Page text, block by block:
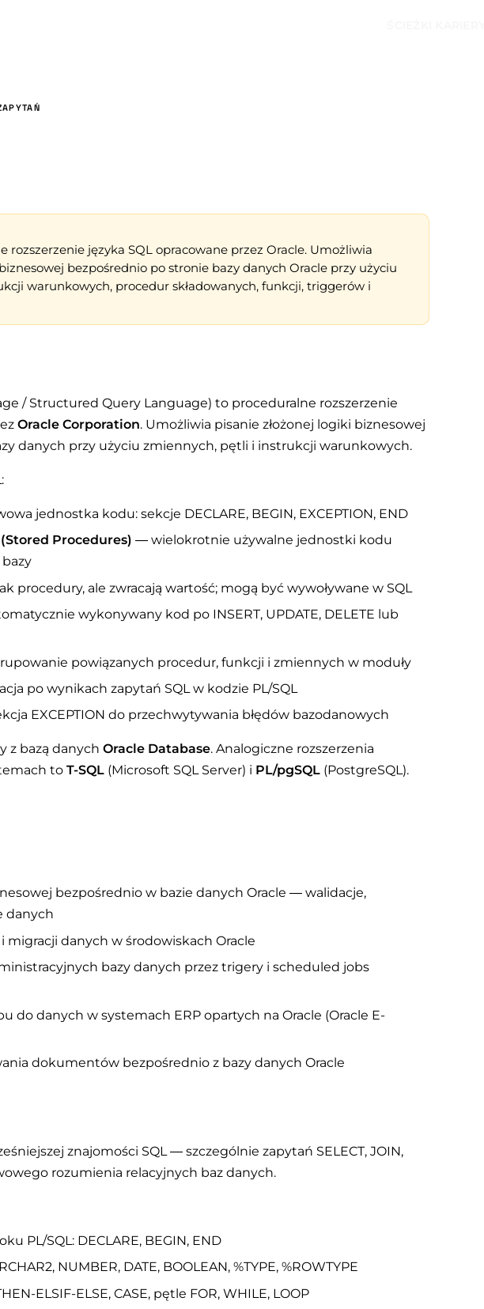
rozszerzenie języka SQL opracowane przez Oracle. Umożliwia
bezpośrednio po stronie bazy danych Oracle przy użyciu
warunkowych, procedur składowanych, funkcji, triggerów i
/ Structured Query Language) to proceduralne rozszerzenie
Oracle Corporation. Umożliwia pisanie złożonej logiki biznesowej
danych przy użyciu zmiennych, pętli i instrukcji warunkowych.
jednostka kodu: sekcje DECLARE, BEGIN, EXCEPTION, END
Procedures) — wielokrotnie używalne jednostki kodu
procedury, ale zwracają wartość; mogą być wywoływane w SQL
wykonywany kod po INSERT, UPDATE, DELETE lub
powiązanych procedur, funkcji i zmiennych w moduły
po wynikach zapytań SQL w kodzie PL/SQL
EXCEPTION do przechwytywania błędów bazodanowych
z bazą danych Oracle Database. Analogiczne rozszerzenia
to T-SQL(Microsoft SQL Server) i PL/pgSQL(PostgreSQL).
bezpośrednio w bazie danych Oracle — walidacje,
danych
migracji danych w środowiskach Oracle
bazy danych przez trigery i scheduled jobs
do danych w systemach ERP opartych na Oracle (Oracle E-
dokumentów bezpośrednio z bazy danych Oracle
znajomości SQL — szczególnie zapytań SELECT, JOIN,
rozumienia relacyjnych baz danych.
PL/SQL: DECLARE, BEGIN, END
NUMBER, DATE, BOOLEAN, %TYPE, %ROWTYPE
ELSIF-ELSE, CASE, pętle FOR, WHILE, LOOP